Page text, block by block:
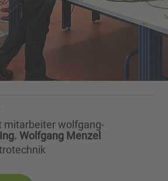
mitarbeiter wolfgang-
Ing. Wolfgang Menzel